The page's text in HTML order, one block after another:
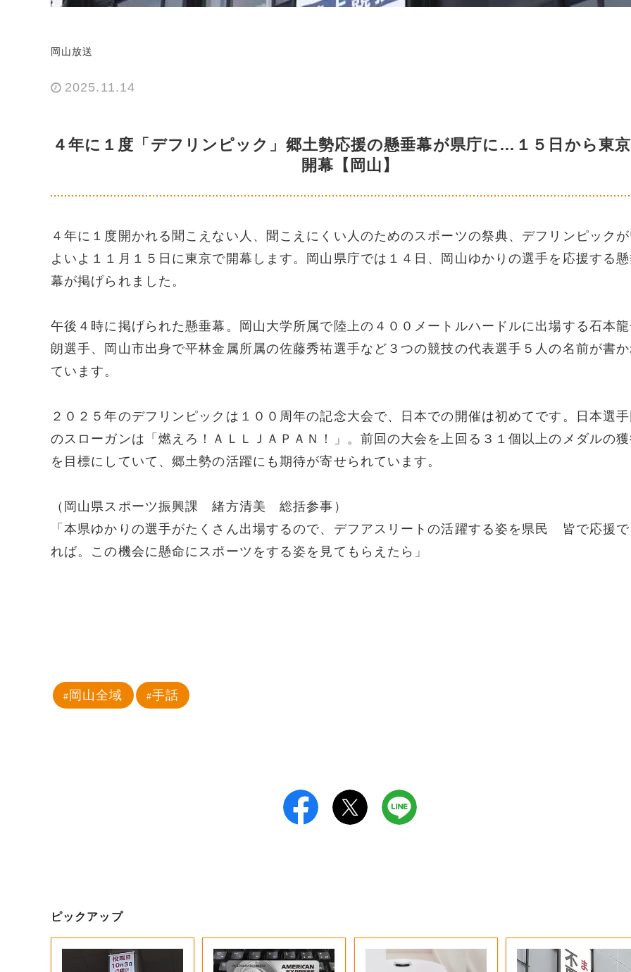
岡山放送
2025.11.14
４年に１度「デフリンピック」郷土勢応援の懸垂幕が県庁に…１５日から東
開幕【岡山】
４年に１度開かれる聞こえない人、聞こえにくい人のためのスポーツの祭典、デフリンピック
よいよ１１月１５日に東京で開幕します。岡山県庁では１４日、岡山ゆかりの選手を応援する
幕が掲げられました。
午後４時に掲げられた懸垂幕。岡山大学所属で陸上の４００メートルハードルに出場する石本
朗選手、岡山市出身で平林金属所属の佐藤秀祐選手など３つの競技の代表選手５人の名前が書
ています。
２０２５年のデフリンピックは１００周年の記念大会で、日本での開催は初めてです。日本選
のスローガンは「燃えろ！ＡＬＬＪＡＰＡＮ！」。前回の大会を上回る３１個以上のメダルの
を目標にしていて、郷土勢の活躍にも期待が寄せられています。
（岡山県スポーツ振興課 緒方清美 総括参事）
「本県ゆかりの選手がたくさん出場するので、デフアスリートの活躍する姿を県民 皆で応援
れば。この機会に懸命にスポーツをする姿を見てもらえたら」
岡山全域 手話
ピックアップ